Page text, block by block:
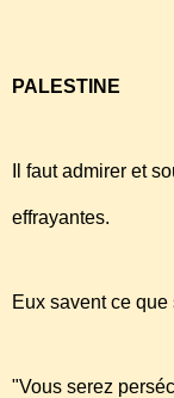
PALESTINE
Il faut admirer et
effrayantes.
Eux savent ce
"Vous serez